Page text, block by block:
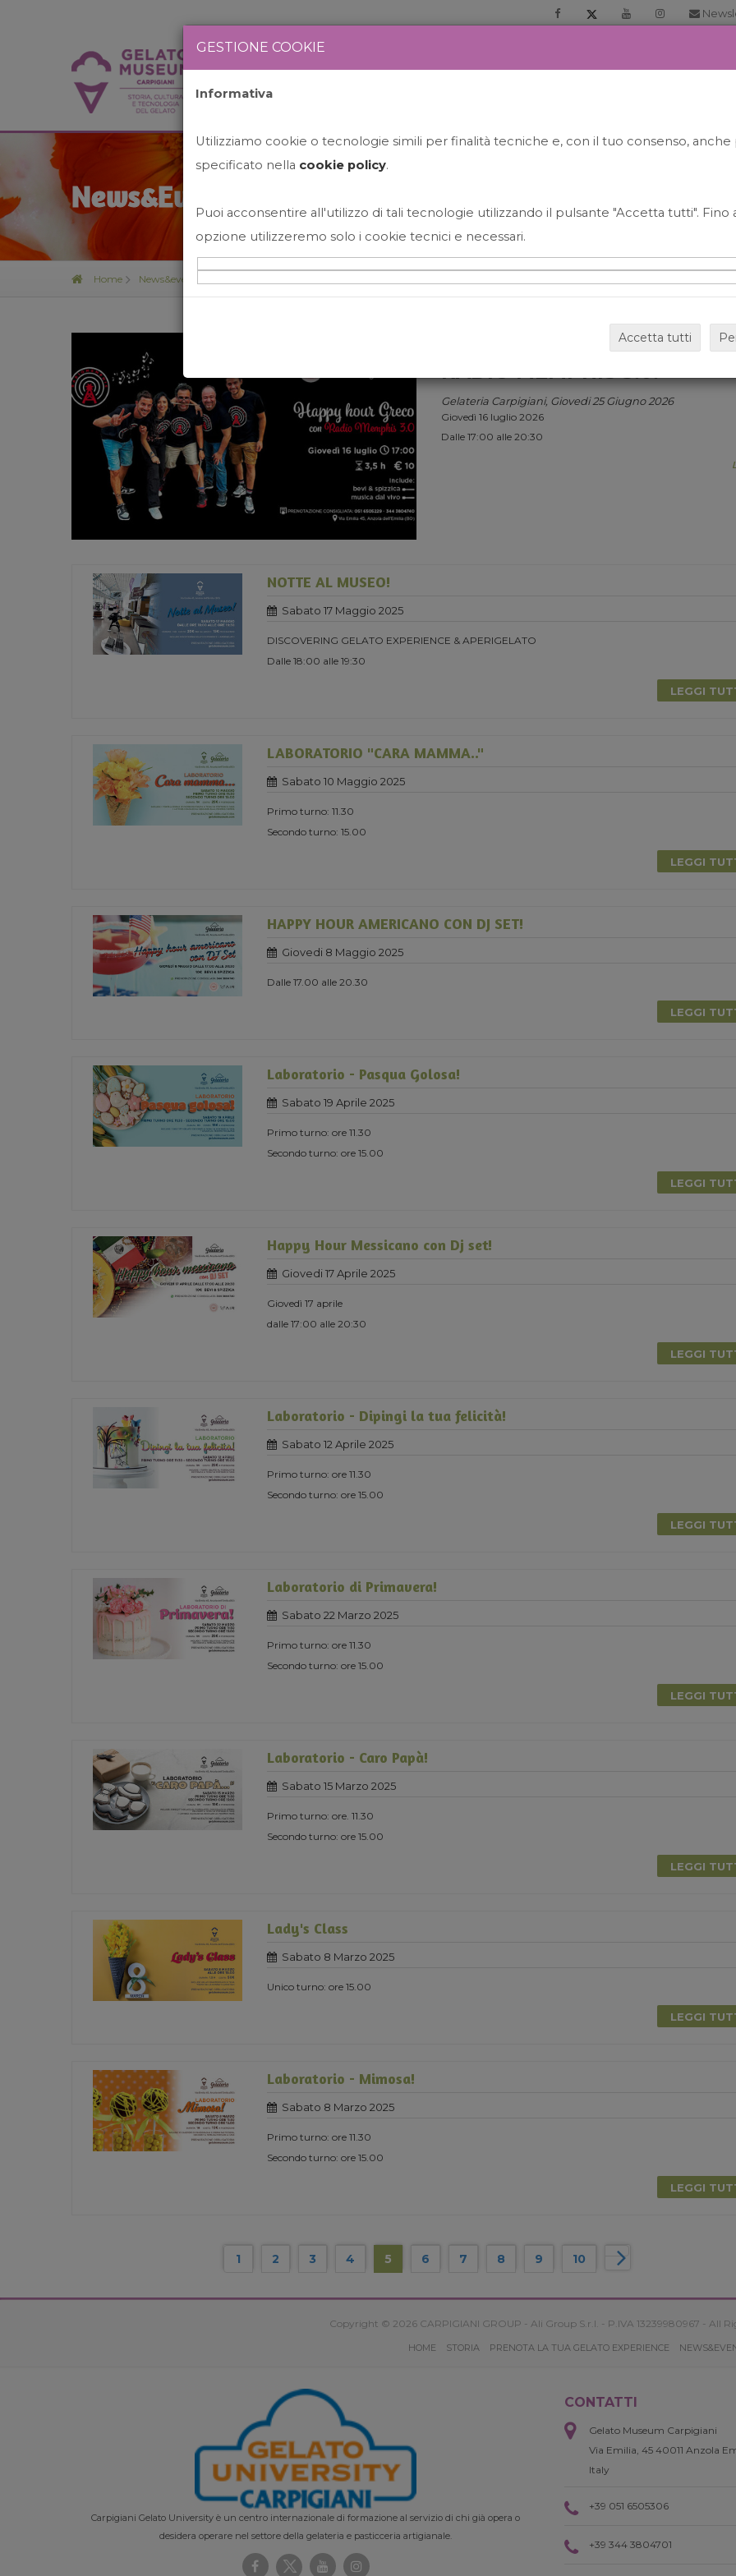
News&Events
Home News&events
HAPPY HOUR GRECO CON
RADIO MEMPHIS 3.0.
Gelateria Carpigiani, Giovedi 25 Giugno 2026
Giovedì 16 luglio 2026
Dalle 17:00 alle 20:30
NOTTE AL MUSEO!
Sabato 17 Maggio 2025
DISCOVERING GELATO EXPERIENCE & APERIGELATO
Dalle 18:00 alle 19:30
LEGGI
LABORATORIO "CARA MAMMA.."
Sabato 10 Maggio 2025
Primo turno: 11.30
Secondo turno: 15.00
LEGGI
HAPPY HOUR AMERICANO CON DJ SET!
Giovedi 8 Maggio 2025
Dalle 17.00 alle 20.30
LEGGI
Laboratorio - Pasqua Golosa!
Sabato 19 Aprile 2025
Primo turno: ore 11.30
Secondo turno: ore 15.00
LEGGI
Happy Hour Messicano con Dj set!
Giovedi 17 Aprile 2025
Giovedì 17 aprile
dalle 17:00 alle 20:30
LEGGI
Laboratorio - Dipingi la tua felicità!
Sabato 12 Aprile 2025
Primo turno: ore 11.30
Secondo turno: ore 15.00
LEGGI
Laboratorio di Primavera!
Sabato 22 Marzo 2025
Primo turno: ore 11.30
Secondo turno: ore 15.00
LEGGI
Laboratorio - Caro Papà!
Sabato 15 Marzo 2025
Primo turno: ore. 11.30
Secondo turno: ore 15.00
LEGGI
Lady's Class
Sabato 8 Marzo 2025
Unico turno: ore 15.00
LEGGI
Laboratorio - Mimosa!
Sabato 8 Marzo 2025
Primo turno: ore 11.30
Secondo turno: ore 15.00
LEGGI
1 2 3 4 5 6 7 8 9 10
Copyright © 2026 CARPIGIANI GROUP - Ali Group S.r.l. - P.IVA 13239980967 - All
HOME STORIA PRENOTA LA TUA GELATO EXPERIENCE
Carpigiani Gelato University è un centro internazionale di formazione al servizio di chi già opera o
desidera operare nel settore della gelateria e pasticceria artigianale.
CONTATTI
Gelato Museum Carpigiani
Via Emilia, 45 40011 Anzola
Italy
+39 051 6505306
+39 344 3804701
GESTIONE COOKIE
Informativa
Utilizziamo cookie o tecnologie simili per finalità tecniche e, con il tuo consenso,
specificato nella cookie policy.
Puoi acconsentire all'utilizzo di tali tecnologie utilizzando il pulsante "Accetta tutti". Fino
opzione utilizzeremo solo i cookie tecnici e necessari.
Accetta tutti